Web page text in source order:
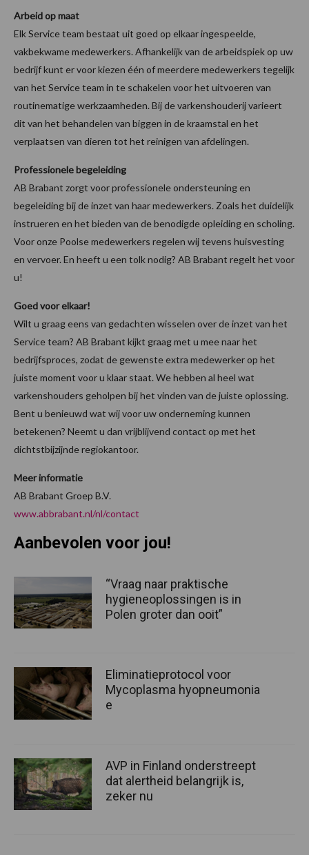
Arbeid op maat
Elk Service team bestaat uit goed op elkaar ingespeelde,
vakbekwame medewerkers. Afhankelijk van de arbeidspiek op uw
bedrijf kunt er voor kiezen één of meerdere medewerkers tegelijk
van het Service team in te schakelen voor het uitvoeren van
routinematige werkzaamheden. Bij de varkenshouderij varieert
dit van het behandelen van biggen in de kraamstal en het
verplaatsen van dieren tot het reinigen van afdelingen.
Professionele begeleiding
AB Brabant zorgt voor professionele ondersteuning en
begeleiding bij de inzet van haar medewerkers. Zoals het duidelijk
instrueren en het bieden van de benodigde opleiding en scholing.
Voor onze Poolse medewerkers regelen wij tevens huisvesting
en vervoer. En heeft u een tolk nodig? AB Brabant regelt het voor
u!
Goed voor elkaar!
Wilt u graag eens van gedachten wisselen over de inzet van het
Service team? AB Brabant kijkt graag met u mee naar het
bedrijfsproces, zodat de gewenste extra medewerker op het
juiste moment voor u klaar staat. We hebben al heel wat
varkenshouders geholpen bij het vinden van de juiste oplossing.
Bent u benieuwd wat wij voor uw onderneming kunnen
betekenen? Neemt u dan vrijblijvend contact op met het
dichtstbijzijnde regiokantoor.
Meer informatie
AB Brabant Groep B.V.
www.abbrabant.nl/nl/contact
Aanbevolen voor jou!
“Vraag naar praktische
hygieneoplossingen is in
Polen groter dan ooit”
Eliminatieprotocol voor
Mycoplasma hyopneumonia
e
AVP in Finland onderstreept
dat alertheid belangrijk is,
zeker nu